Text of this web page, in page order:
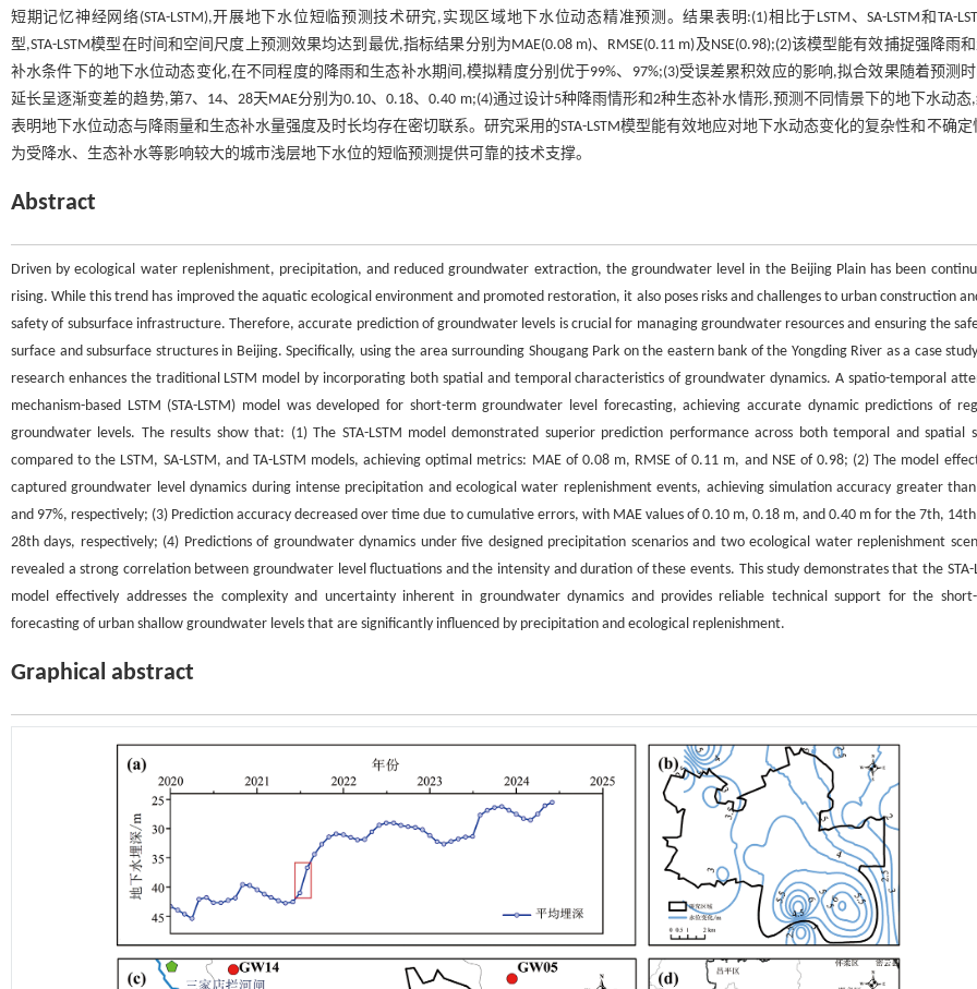
短期记忆神经网络(STA-LSTM),开展地下水位短临预测技术研究,实现区域地下水位动态精准预测。结果表明:(1)相比于LSTM、SA-LSTM和TA-
型,STA-LSTM模型在时间和空间尺度上预测效果均达到最优,指标结果分别为MAE(0.08 m)、RMSE(0.11 m)及NSE(0.98);(2)该模型能有效捕捉强降雨
补水条件下的地下水位动态变化,在不同程度的降雨和生态补水期间,模拟精度分别优于99%、97%;(3)受误差累积效应的影响,拟合效果随着预测
延长呈逐渐变差的趋势,第7、14、28天MAE分别为0.10、0.18、0.40 m;(4)通过设计5种降雨情形和2种生态补水情形,预测不同情景下的地下水动态
表明地下水位动态与降雨量和生态补水量强度及时长均存在密切联系。研究采用的STA-LSTM模型能有效地应对地下水动态变化的复杂性和不确定
为受降水、生态补水等影响较大的城市浅层地下水位的短临预测提供可靠的技术支撑。
Abstract
Driven by ecological water replenishment, precipitation, and reduced groundwater extraction, the groundwater level in the Beijing Plain has been
rising. While this trend has improved the aquatic ecological environment and promoted restoration, it also poses risks and challenges to urban construction
safety of subsurface infrastructure. Therefore, accurate prediction of groundwater levels is crucial for managing groundwater resources and ensuring the
surface and subsurface structures in Beijing. Specifically, using the area surrounding Shougang Park on the eastern bank of the Yongding River as a case
research enhances the traditional LSTM model by incorporating both spatial and temporal characteristics of groundwater dynamics. A spatio-temporal
mechanism-based LSTM (STA-LSTM) model was developed for short-term groundwater level forecasting, achieving accurate dynamic predictions of
groundwater levels. The results show that: (1) The STA-LSTM model demonstrated superior prediction performance across both temporal and spatial
compared to the LSTM, SA-LSTM, and TA-LSTM models, achieving optimal metrics: MAE of 0.08 m, RMSE of 0.11 m, and NSE of 0.98; (2) The model
captured groundwater level dynamics during intense precipitation and ecological water replenishment events, achieving simulation accuracy greater
and 97%, respectively; (3) Prediction accuracy decreased over time due to cumulative errors, with MAE values of 0.10 m, 0.18 m, and 0.40 m for the 7th,
28th days, respectively; (4) Predictions of groundwater dynamics under five designed precipitation scenarios and two ecological water replenishment
revealed a strong correlation between groundwater level fluctuations and the intensity and duration of these events. This study demonstrates that the STA-
model effectively addresses the complexity and uncertainty inherent in groundwater dynamics and provides reliable technical support for the
forecasting of urban shallow groundwater levels that are significantly influenced by precipitation and ecological replenishment.
Graphical abstract